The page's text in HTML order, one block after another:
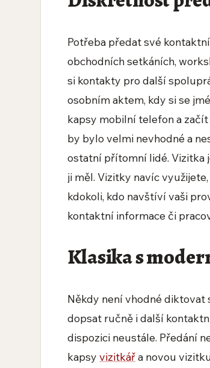
Potřeba předat své
obchodních setkáních,
si kontakty pro další
osobním aktem, kdy si se
kapsy mobilní telefon a
by bylo velmi nevhodné a
ostatní přítomní lidé. Vizitka
ji měl. Vizitky navíc
kdokoli, kdo navštíví vaši
kontaktní informace či
Klasika s
Někdy není vhodné
dopsat ručně i další
dispozici neustále. Předání
kapsyvizitkářa novou